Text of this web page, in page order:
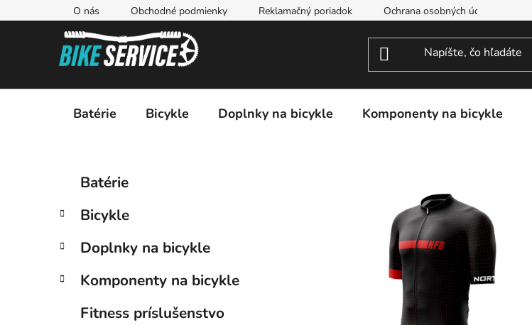
na
O nás Obchodné podmienky Reklamačný poriadok Ochrana osobných údajov
Batérie Bicykle Doplnky na bicykle Komponenty na bicykle
č
ý
a
Preskočiť
kategórie
e
ó
i
Batérie
Bicykle
Doplnky na bicykle
Komponenty na bicykle
Fitness príslušenstvo